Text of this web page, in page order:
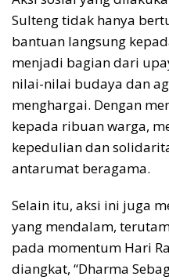
Sulteng tidak hanya
bantuan langsung
menjadi bagian dari
nilai-nilai budaya dan
menghargai. Dengan
kepada ribuan warga,
kepedulian dan
antarumat beragama.
Selain itu, aksi ini juga
yang mendalam,
pada momentum Hari
diangkat, “Dharma